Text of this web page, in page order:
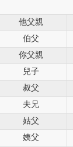
他父親
伯父
你父親
兒子
叔父
夫兄
姑父
姨父